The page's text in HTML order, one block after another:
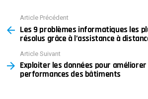
more
Article Précédent
Les 9 problèmes informatiques les
résolus grâce à l’assistance à
Article Suivant
Exploiter les données pour améliorer
performances des bâtiments